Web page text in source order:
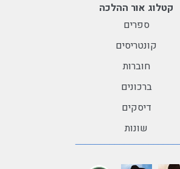
קטלוג אור ההלכה
ספרים
קונטריסים
חוברות
ברכונים
דיסקים
שונות